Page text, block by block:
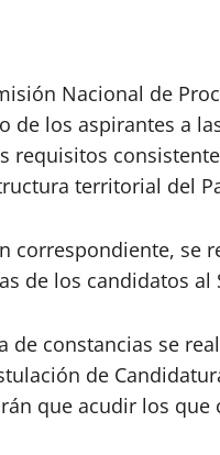
Nacional de
de los aspirantes a
requisitos
territorial del
correspondiente, se
de los candidatos al
de constancias se
de
que acudir los